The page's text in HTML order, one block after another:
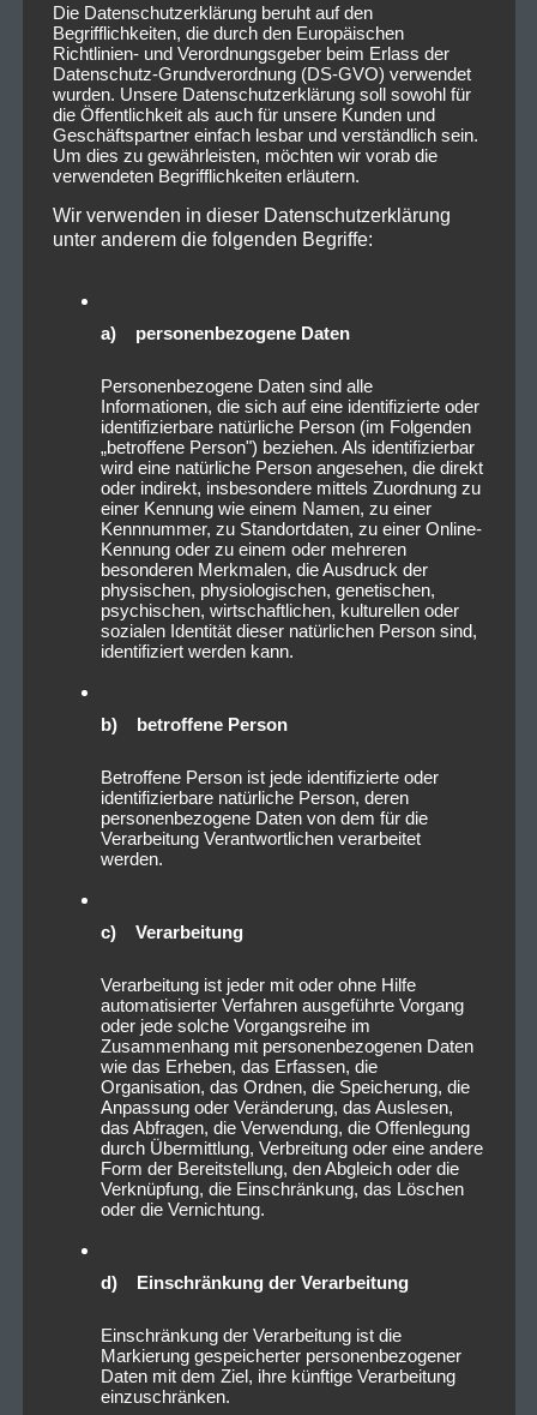
Die Datenschutzerklärung beruht auf den
Begrifflichkeiten, die durch den Europäischen
Richtlinien- und Verordnungsgeber beim Erlass der
Datenschutz-Grundverordnung (DS-GVO) verwendet
wurden. Unsere Datenschutzerklärung soll sowohl für
die Öffentlichkeit als auch für unsere Kunden und
Geschäftspartner einfach lesbar und verständlich sein.
Um dies zu gewährleisten, möchten wir vorab die
verwendeten Begrifflichkeiten erläutern.
Wir verwenden in dieser Datenschutzerklärung
unter anderem die folgenden Begriffe:
a) personenbezogene Daten
Personenbezogene Daten sind alle
Informationen, die sich auf eine identifizierte oder
identifizierbare natürliche Person (im Folgenden
„betroffene Person") beziehen. Als identifizierbar
wird eine natürliche Person angesehen, die direkt
oder indirekt, insbesondere mittels Zuordnung zu
einer Kennung wie einem Namen, zu einer
Kennnummer, zu Standortdaten, zu einer Online-
Kennung oder zu einem oder mehreren
besonderen Merkmalen, die Ausdruck der
physischen, physiologischen, genetischen,
psychischen, wirtschaftlichen, kulturellen oder
sozialen Identität dieser natürlichen Person sind,
identifiziert werden kann.
b) betroffene Person
Betroffene Person ist jede identifizierte oder
identifizierbare natürliche Person, deren
personenbezogene Daten von dem für die
Verarbeitung Verantwortlichen verarbeitet
werden.
c) Verarbeitung
Verarbeitung ist jeder mit oder ohne Hilfe
automatisierter Verfahren ausgeführte Vorgang
oder jede solche Vorgangsreihe im
Zusammenhang mit personenbezogenen Daten
wie das Erheben, das Erfassen, die
Organisation, das Ordnen, die Speicherung, die
Anpassung oder Veränderung, das Auslesen,
das Abfragen, die Verwendung, die Offenlegung
durch Übermittlung, Verbreitung oder eine andere
Form der Bereitstellung, den Abgleich oder die
Verknüpfung, die Einschränkung, das Löschen
oder die Vernichtung.
d) Einschränkung der Verarbeitung
Einschränkung der Verarbeitung ist die
Markierung gespeicherter personenbezogener
Daten mit dem Ziel, ihre künftige Verarbeitung
einzuschränken.